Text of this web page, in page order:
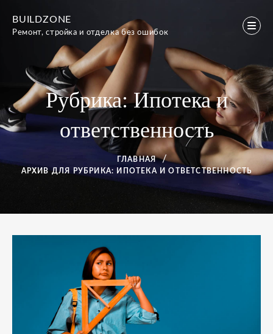
содержимому
BUILDZONE
Ремонт, стройка и отделка без ошибок
Рубрика:Ипотека и
ответственность
ГЛАВНАЯ
АРХИВ ДЛЯ
РУБРИКА: ИПОТЕКА И ОТВЕТСТВЕННОСТЬ
Рубрика:
Ипотека
ответственность